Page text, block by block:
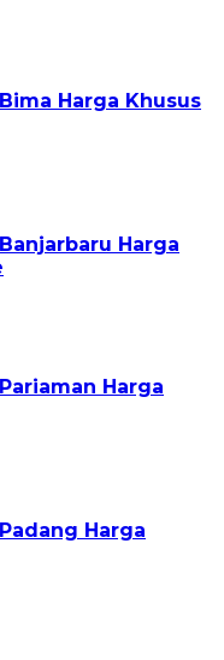
Harga Khusus
Harga
Harga
Harga